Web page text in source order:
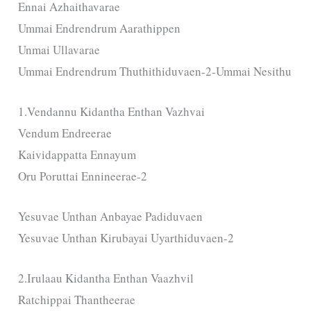
Ennai Azhaithavarae
Ummai Endrendrum Aarathippen
Unmai Ullavarae
Ummai Endrendrum Thuthithiduvaen-2-Ummai Nesithu
1.Vendannu Kidantha Enthan Vazhvai
Vendum Endreerae
Kaividappatta Ennayum
Oru Poruttai Ennineerae-2
Yesuvae Unthan Anbayae Padiduvaen
Yesuvae Unthan Kirubayai Uyarthiduvaen-2
2.Irulaau Kidantha Enthan Vaazhvil
Ratchippai Thantheerae